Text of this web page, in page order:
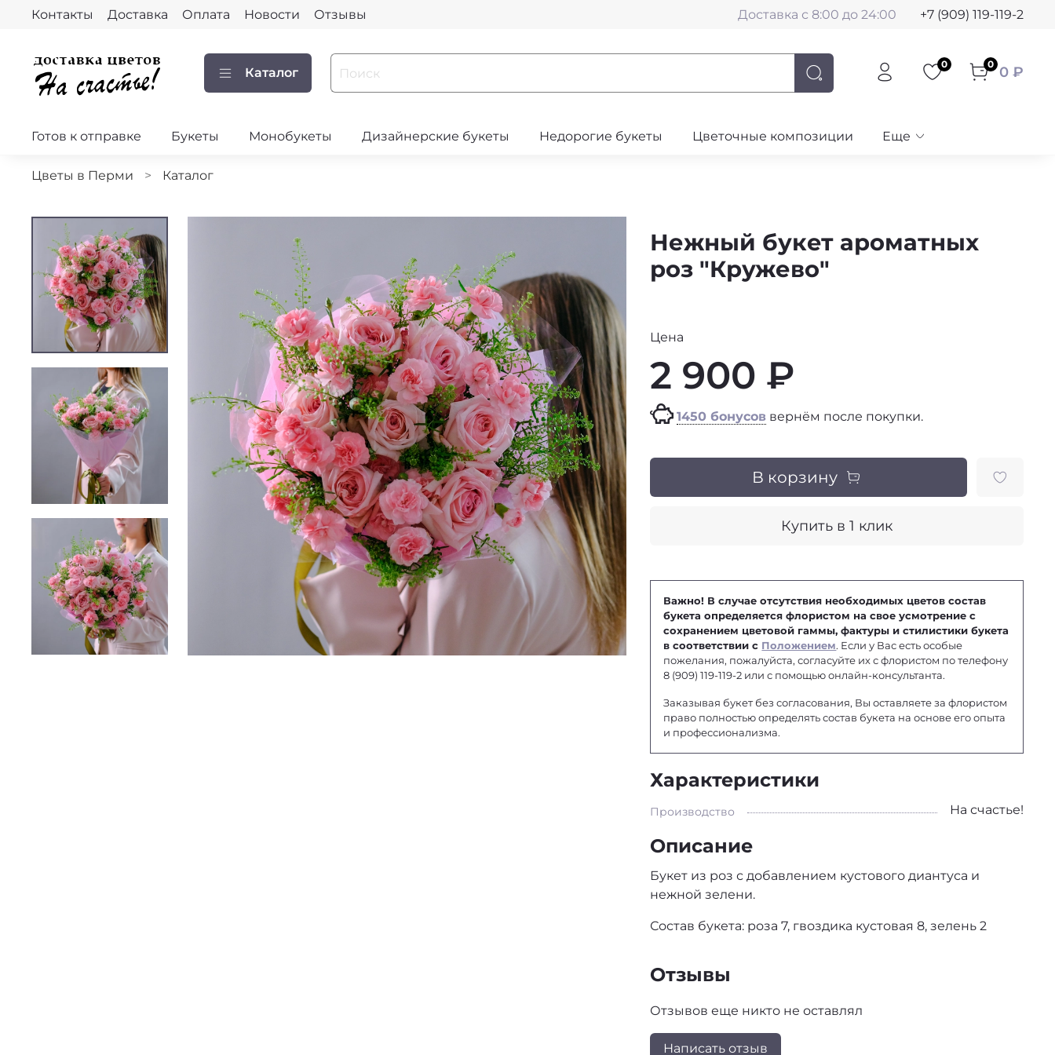
Контакты Доставка Оплата Новости Отзывы Доставка с 8:00 до 24:00 +7 (909) 119-119-2
Каталог
0 0 0 ₽
Готов к отправке Букеты Монобукеты Дизайнерские букеты Недорогие букеты Цветочные композиции Еще
Цветы в Перми Каталог
Нежный букет ароматных
роз "Кружево"
Цена
2 900 ₽
1450 бонусов вернём после покупки.
В корзину
Купить в 1 клик
Важно! В случае отсутствия необходимых цветов состав
букета определяется флористом на свое усмотрение с
сохранением цветовой гаммы, фактуры и стилистики букета
в соответствии с Положением. Если у Вас есть особые
пожелания, пожалуйста, согласуйте их с флористом по телефону
8 (909) 119-119-2 или с помощью онлайн-консультанта.
Заказывая букет без согласования, Вы оставляете за флористом
право полностью определять состав букета на основе его опыта
и профессионализма.
Характеристики
Производство На счастье!
Описание
Букет из роз с добавлением кустового диантуса и
нежной зелени.
Состав букета: роза 7, гвоздика кустовая 8, зелень 2
Отзывы
Отзывов еще никто не оставлял
Написать отзыв